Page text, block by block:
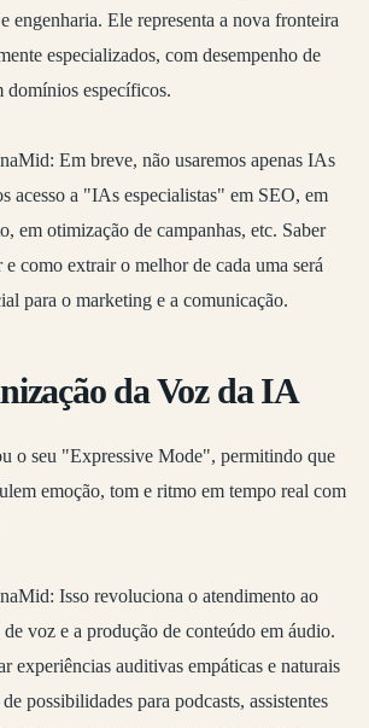
engenharia. Ele representa a nova fronteira
especializados, com desempenho de
domínios específicos.
Em breve, não usaremos apenas IAs
acesso a "IAs especialistas" em SEO, em
em otimização de campanhas, etc. Saber
como extrair o melhor de cada uma será
para o marketing e a comunicação.
da Voz da IA
o seu "Expressive Mode", permitindo que
emoção, tom e ritmo em tempo real com
Isso revoluciona o atendimento ao
voz e a produção de conteúdo em áudio.
experiências auditivas empáticas e naturais
possibilidades para podcasts, assistentes